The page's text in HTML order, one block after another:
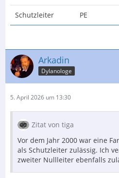
Schutzleiter PE
Arkadin
Dylanologe
5. April 2026 um 13:30
Zitat von tiga
Vor dem Jahr 2000 war eine
als Schutzleiter zulässig. Ich
zweiter Nullleiter ebenfalls